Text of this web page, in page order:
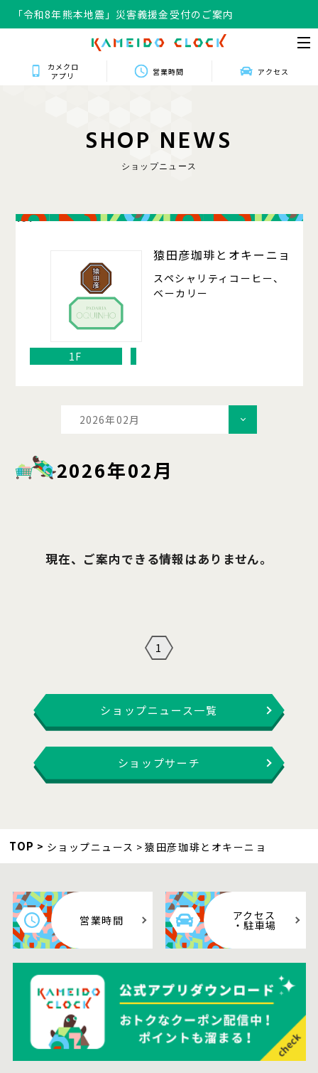
「令和8年熊本地震」災害義援金受付のご案内
カメクロ
アプリ
営業時間 アクセス
SHOP NEWS
ショップニュース
101
猿田彦珈琲とオキーニョ
スペシャリティコーヒー、
ベーカリー
1F
2026年02月
2026年02月
現在、ご案内できる情報はありません。
1
ショップニュース一覧
ショップサーチ
TOP ショップニュース 猿田彦珈琲とオキーニョ
営業時間 アクセス
・駐車場